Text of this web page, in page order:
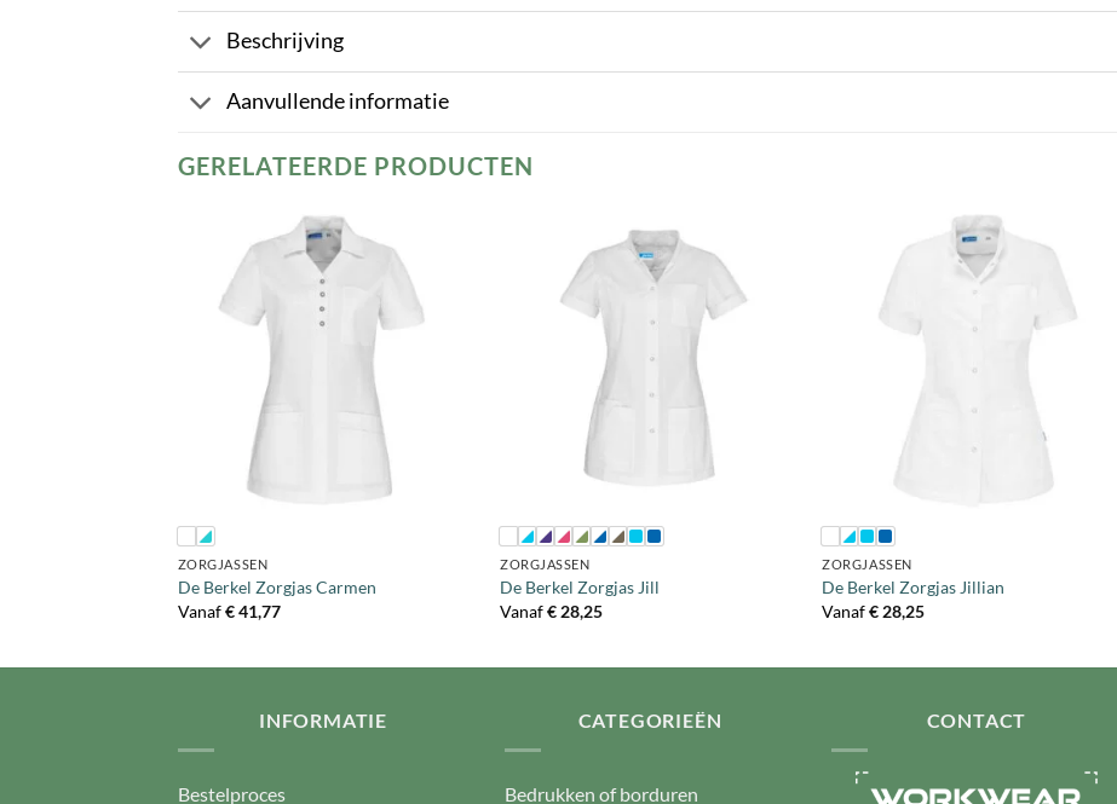
Beschrijving
Aanvullende informatie
GERELATEERDE PRODUCTEN
ZORGJASSEN
De Berkel Zorgjas Carmen
Vanaf€41,77
ZORGJASSEN
De Berkel Zorgjas Jill
Vanaf€ 28,25
ZORGJASSEN
De Berkel Zorgjas Jillian
Vanaf€ 28,25
INFORMATIE
Bestelproces
CATEGORIEËN
Bedrukken of borduren
CONTACT